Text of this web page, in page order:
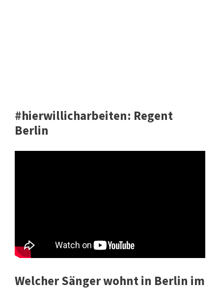
#hierwillicharbeiten: Regent
Berlin
Welcher Sänger wohnt in Berlin im